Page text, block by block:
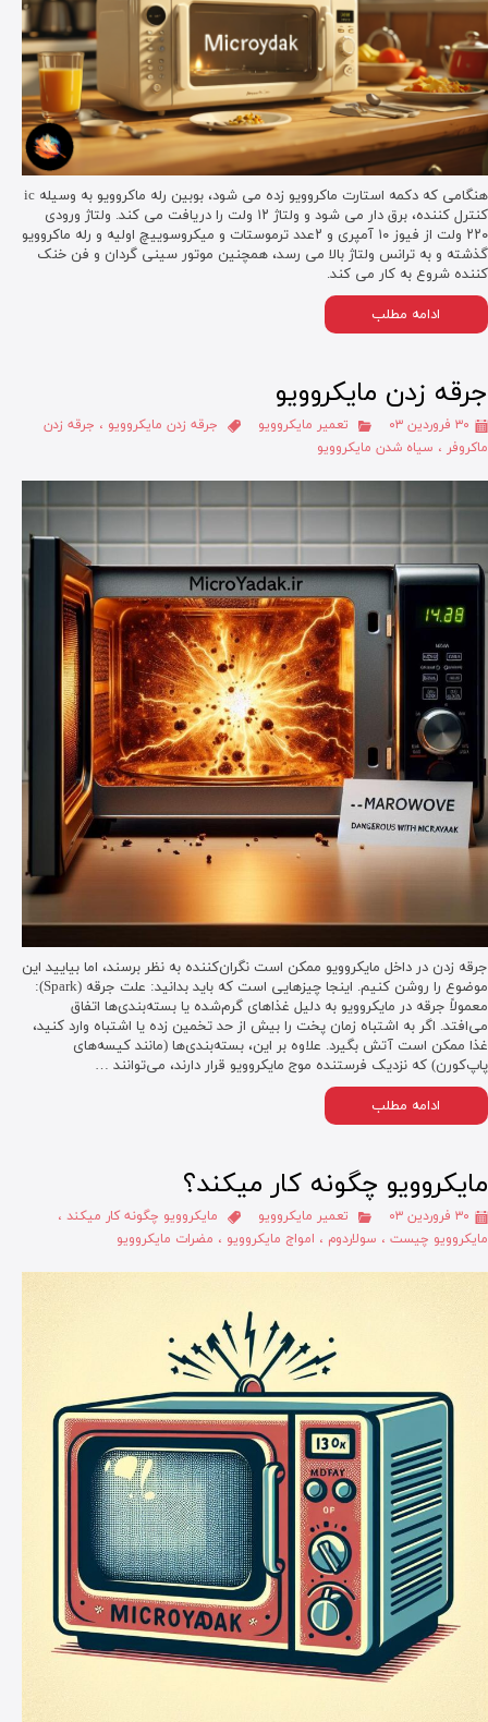
هنگامی که دکمه استارت ماکروویو زده می شود، بوبین رله ماکروویو به وسیله ic
کنترل کننده، برق دار می شود و ولتاژ ۱۲ ولت را دریافت می کند. ولتاژ ورودی
۲۲۰ ولت از فیوز ۱۰ آمپری و ۲عدد ترموستات و میکروسوییچ اولیه و رله ماکروویو
گذشته و به ترانس ولتاژ بالا می رسد، همچنین موتور سینی گردان و فن خنک
کننده شروع به کار می کند.
ادامه مطلب
جرقه زدن مایکروویو
۳۰ فروردین ۰۳ تعمیر مایکروویو جرقه زدن مایکروویو ، جرقه زدن
ماکروفر ، سیاه شدن مایکروویو
جرقه زدن در داخل مایکروویو ممکن است نگران‌کننده به نظر برسند، اما بیایید این
موضوع را روشن کنیم. اینجا چیزهایی است که باید بدانید: علت جرقه (Spark):
معمولاً جرقه در مایکروویو به دلیل غذاهای گرم‌شده یا بسته‌بندی‌ها اتفاق
می‌افتد. اگر به اشتباه زمان پخت را بیش از حد تخمین زده یا اشتباه وارد کنید،
غذا ممکن است آتش بگیرد. علاوه بر این، بسته‌بندی‌ها (مانند کیسه‌های
پاپ‌کورن) که نزدیک فرستنده موج مایکروویو قرار دارند، می‌توانند …
ادامه مطلب
مایکروویو چگونه کار میکند؟
۳۰ فروردین ۰۳ تعمیر مایکروویو مایکروویو چگونه کار میکند ،
مایکروویو چیست ، سولاردوم ، امواج مایکروویو ، مضرات مایکروویو